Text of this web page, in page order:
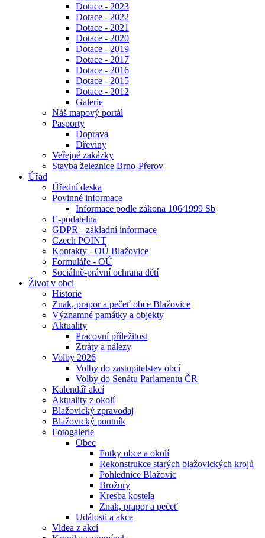
Dotace - 2023
Dotace - 2022
Dotace - 2021
Dotace - 2020
Dotace - 2019
Dotace - 2017
Dotace - 2016
Dotace - 2015
Dotace - 2012
Galerie
Náš mapový portál
Pasporty
Doprava
Dřeviny
Veřejné zakázky
Stavba železnice Brno-Přerov
Úřad
Úřední deska
Povinné informace
Informace podle zákona 106⁄1999 Sb
E-podatelna
GDPR - základní informace
Czech POINT
Kontakty - OÚ Blažovice
Formuláře - OÚ
Sociálně-právní ochrana dětí
Život v obci
Historie
Znak, prapor a pečeť obce Blažovice
Významné památky a objekty
Aktuality
Pracovní příležitost
Ztráty a nálezy
Volby 2026
Volby do zastupitelstev obcí
Volby do Senátu Parlamentu ČR
Kalendář akcí
Aktuality z okolí
Blažovický zpravodaj
Blažovický poutník
Fotogalerie
Obec
Fotky obce a okolí
Rekonstrukce starých blažovických krojů
Pohlednice Blažovic
Brožury
Kresba kostela
Znak, prapor a pečeť
Události a akce
Videa z akcí